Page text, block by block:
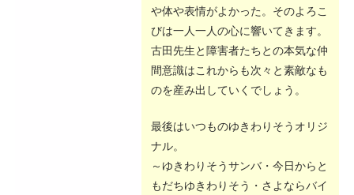
や体や表情がよかった。そのよろこ
びは一人一人の心に響いてきます。
古田先生と障害者たちとの本気な仲
間意識はこれからも次々と素敵なも
のを産み出していくでしょう。
最後はいつものゆきわりそうオリジ
ナル。
～ゆきわりそうサンバ・今日からと
もだちゆきわりそう・さよならバイ